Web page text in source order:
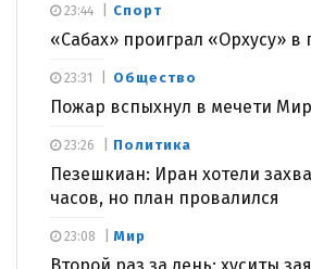
Спорт
«Сабах» проиграл «Орхусу» в
23:44
Общество
Пожар вспыхнул в мечети
23:31
Политика
Пезешкиан: Иран хотели
часов, но план провалился
23:26
Мир
23:08